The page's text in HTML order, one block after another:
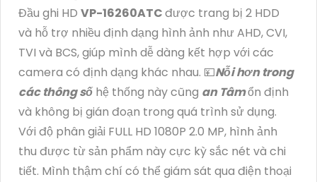
Đầu ghi HD VP-16260ATCđược trang bị 2 HDD
và hỗ trợ nhiều định dạng hình ảnh như AHD, CVI,
TVI và BCS, giúp mình dễ dàng kết hợp với các
camera có định dạng khác nhau. 💴Nỗi hơn trong
các thông số hệ thống này cũng an Tâmổn định
và không bị gián đoạn trong quá trình sử dụng.
Với độ phân giải FULL HD 1080P 2.0 MP, hình ảnh
thu được từ sản phẩm này cực kỳ sắc nét và chi
tiết. Mình thậm chí có thể giám sát qua điện thoại